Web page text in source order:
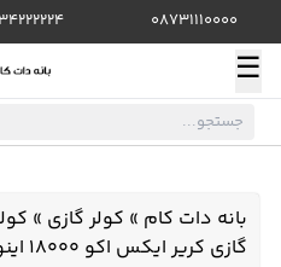
08731110000
☰
بانه دات کام » کولر گازی »
گازی کریر ایکس اکو 18000 اینورتر 42QHA018VSL T3